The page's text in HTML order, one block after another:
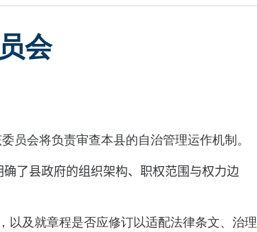
会
员会将负责审查本县的自治管理运作机制。
了县政府的组织架构、职权范围与权力边
以及就章程是否应修订以适配法律条文、治理